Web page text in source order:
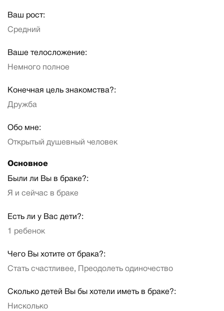
Ваш рост:
Средний
Ваше телосложение:
Немного полное
Конечная цель знакомства?:
Дружба
Обо мне:
Открытый душевный человек
Основное
Были ли Вы в браке?:
Я и сейчас в браке
Есть ли у Вас дети?:
1 ребенок
Чего Вы хотите от брака?:
Стать счастливее, Преодолеть одиночество
Сколько детей Вы бы хотели иметь в браке?:
Нисколько